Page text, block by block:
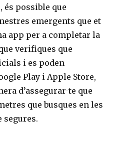
és possible que
emergents que et
app per a completar la
verifiques que
i es poden
Play i Apple Store,
d’assegurar-te que
que busques en les
segures.